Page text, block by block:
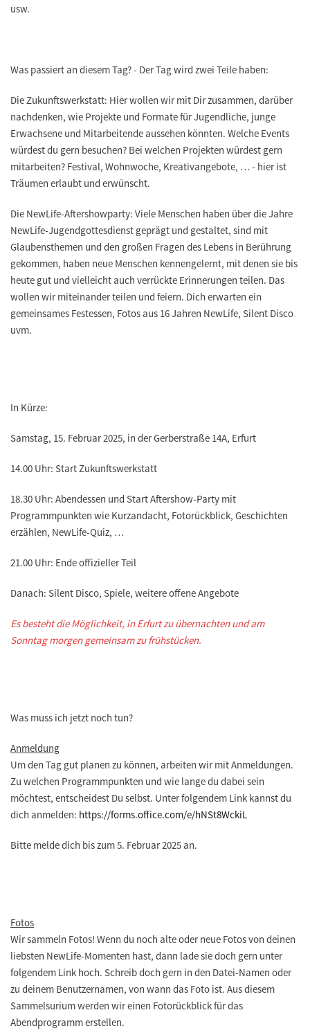
usw.
Was passiert an diesem Tag? - Der Tag wird zwei Teile haben:
Die Zukunftswerkstatt: Hier wollen wir mit Dir zusammen, darüber
nachdenken, wie Projekte und Formate für Jugendliche, junge
Erwachsene und Mitarbeitende aussehen könnten. Welche Events
würdest du gern besuchen? Bei welchen Projekten würdest gern
mitarbeiten? Festival, Wohnwoche, Kreativangebote, … - hier ist
Träumen erlaubt und erwünscht.
Die NewLife-Aftershowparty: Viele Menschen haben über die Jahre
NewLife-Jugendgottesdienst geprägt und gestaltet, sind mit
Glaubensthemen und den großen Fragen des Lebens in Berührung
gekommen, haben neue Menschen kennengelernt, mit denen sie bis
heute gut und vielleicht auch verrückte Erinnerungen teilen. Das
wollen wir miteinander teilen und feiern. Dich erwarten ein
gemeinsames Festessen, Fotos aus 16 Jahren NewLife, Silent Disco
uvm.
In Kürze:
Samstag, 15. Februar 2025, in der Gerberstraße 14A, Erfurt
14.00 Uhr: Start Zukunftswerkstatt
18.30 Uhr: Abendessen und Start Aftershow-Party mit
Programmpunkten wie Kurzandacht, Fotorückblick, Geschichten
erzählen, NewLife-Quiz, …
21.00 Uhr: Ende offizieller Teil
Danach: Silent Disco, Spiele, weitere offene Angebote
Es besteht die Möglichkeit, in Erfurt zu übernachten und am
Sonntag morgen gemeinsam zu frühstücken.
Was muss ich jetzt noch tun?
Anmeldung
Um den Tag gut planen zu können, arbeiten wir mit Anmeldungen.
Zu welchen Programmpunkten und wie lange du dabei sein
möchtest, entscheidest Du selbst. Unter folgendem Link kannst du
dich anmelden: https://forms.office.com/e/hNSt8WckiL
Bitte melde dich bis zum5. Februar 2025 an.
Fotos
Wir sammeln Fotos! Wenn du noch alte oder neue Fotos von deinen
liebsten NewLife-Momenten hast, dann lade sie doch gern unter
folgendem Link hoch. Schreib doch gern in den Datei-Namen oder
zu deinem Benutzernamen, von wann das Foto ist. Aus diesem
Sammelsurium werden wir einen Fotorückblick für das
Abendprogramm erstellen.